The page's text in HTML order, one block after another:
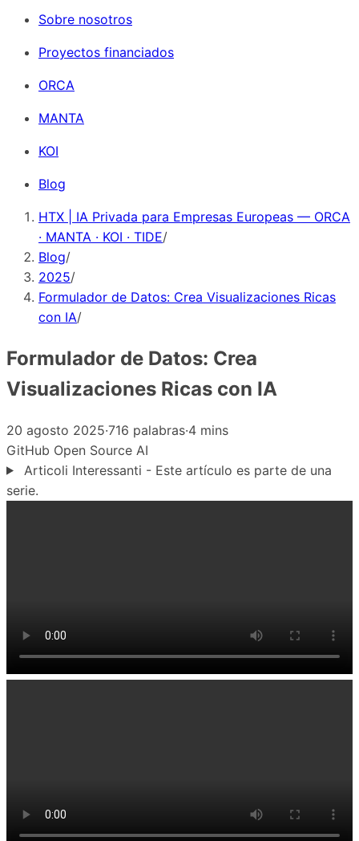
Sobre nosotros
Proyectos financiados
ORCA
MANTA
KOI
Blog
HTX | IA Privada para Empresas Europeas — ORCA
· MANTA · KOI · TIDE/
Blog/
2025/
Formulador de Datos: Crea Visualizaciones Ricas
con IA/
Formulador de Datos: Crea
Visualizaciones Ricas con IA
20 agosto 2025·716 palabras·4 mins
GitHub Open Source AI
Articoli Interessanti - Este artículo es parte de una
serie.